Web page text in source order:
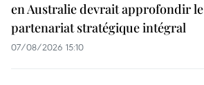
en Australie devrait approfondir le
partenariat stratégique intégral
07/08/2026 15:10